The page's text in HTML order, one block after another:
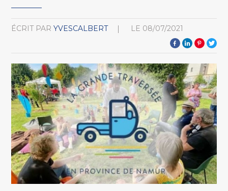
ÉCRIT PAR YVESCALBERT LE 08/07/2021